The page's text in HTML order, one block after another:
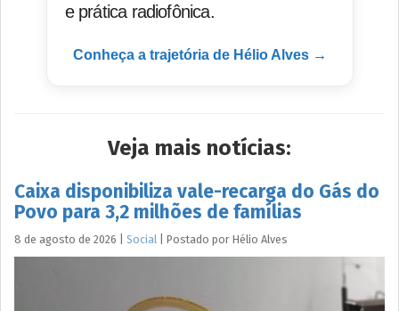
e prática radiofônica.
Conheça a trajetória de Hélio Alves →
Veja mais notícias:
Caixa disponibiliza vale-recarga do Gás do
Povo para 3,2 milhões de famílias
8 de agosto de 2026 Social Postado por Hélio Alves